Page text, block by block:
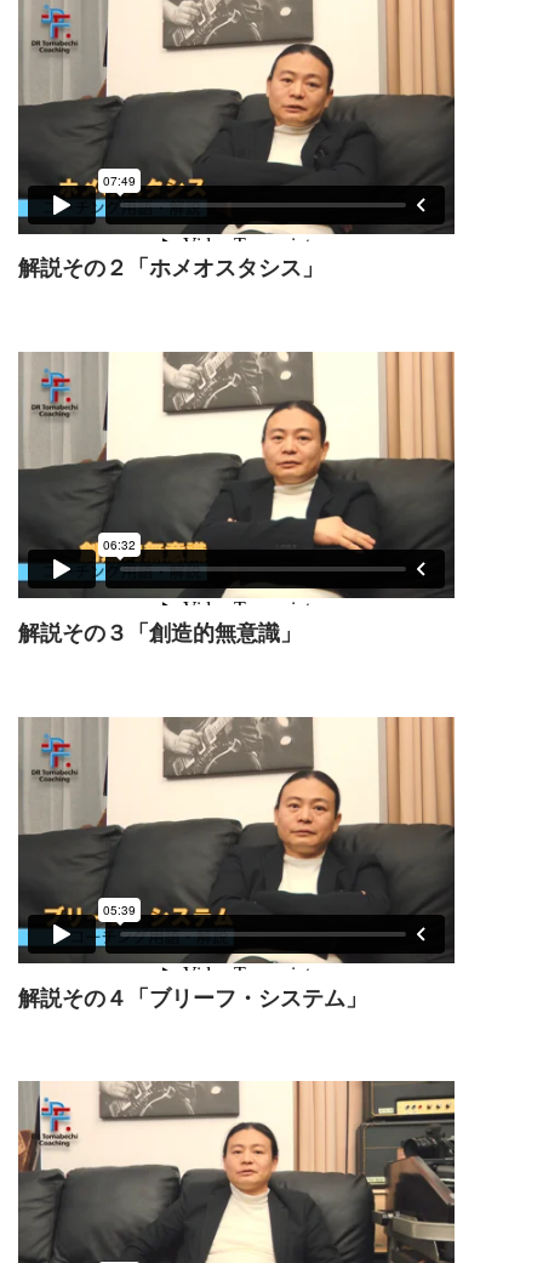
解説その２「ホメオスタシス」
解説その３「創造的無意識」
解説その４「ブリーフ・システム」